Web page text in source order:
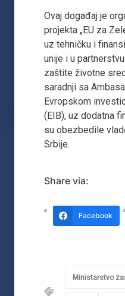
Ovaj događaj je
projekta „EU za
uz tehničku i
unije i u
zaštite životne
saradnji sa
Evropskom
(EIB), uz dodatna
su obezbedile
Srbije.
Share via:
Facebook
Ministarstvo